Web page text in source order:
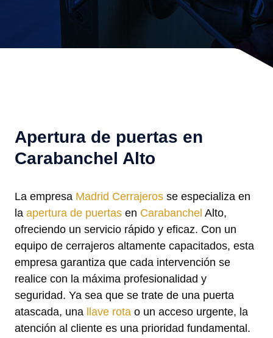
Apertura de puertas en
Carabanchel Alto
La empresa Madrid Cerrajeros se especializa en
la apertura de puertas en Carabanchel Alto,
ofreciendo un servicio rápido y eficaz. Con un
equipo de cerrajeros altamente capacitados, esta
empresa garantiza que cada intervención se
realice con la máxima profesionalidad y
seguridad. Ya sea que se trate de una puerta
atascada, una
llave rota o un acceso urgente, la
atención al cliente es una prioridad fundamental.